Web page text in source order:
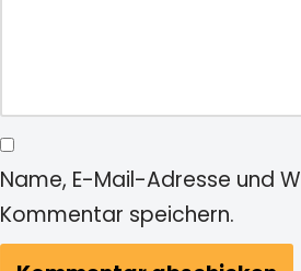
Name, E-Mail-Adresse und
Kommentar speichern.